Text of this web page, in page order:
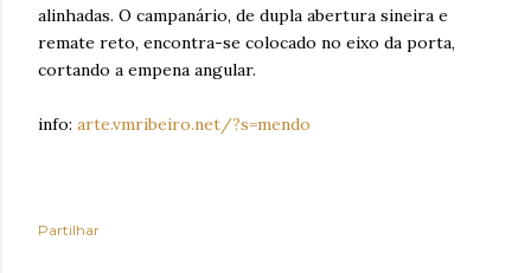
alinhadas. O campanário, de dupla abertura sineira e
remate reto, encontra-se colocado no eixo da porta,
cortando a empena angular.
info: arte.vmribeiro.net/?s=mendo
Partilhar